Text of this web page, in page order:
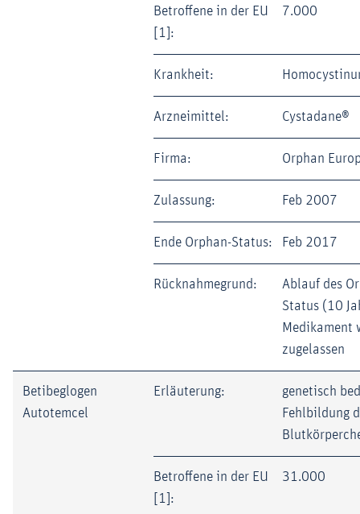
Betroffene in der EU
[1]:
7.000
Krankheit:
Arzneimittel: Cystadane®
Firma: Orphan
Zulassung: Feb 2007
Ende Orphan-Status: Feb 2017
Rücknahmegrund:
Ablauf des
Status (10
Medikament
zugelassen
Betibeglogen
Autotemcel
Erläuterung:
genetisch
Fehlbildung
Betroffene in der EU
[1]:
31.000